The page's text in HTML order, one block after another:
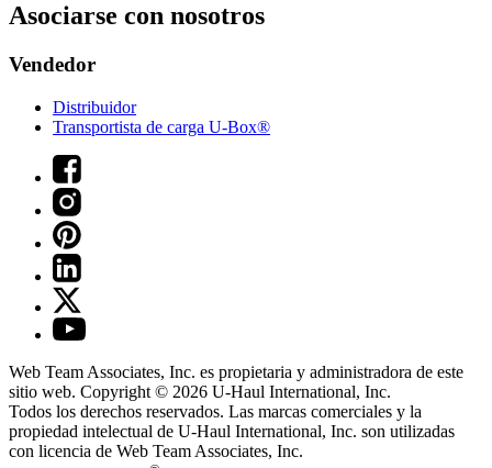
Asociarse con nosotros
Vendedor
Distribuidor
Transportista de carga U-Box®
Web Team Associates, Inc. es propietaria y administradora de este
sitio web. Copyright © 2026 U-Haul International, Inc.
Todos los derechos reservados. Las marcas comerciales y la
propiedad intelectual de U-Haul International, Inc. son utilizadas
con licencia de Web Team Associates, Inc.